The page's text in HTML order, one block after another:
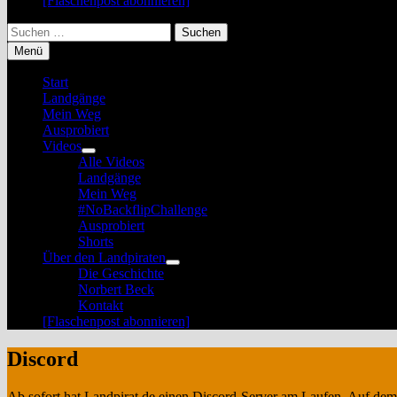
Suchen
nach:
Menü
Start
Landgänge
Mein Weg
Ausprobiert
Videos
Untermenü
anzeigen
Alle Videos
Landgänge
Mein Weg
#NoBackflipChallenge
Ausprobiert
Shorts
Über den Landpiraten
Untermenü
Die Geschichte
Norbert Beck
Kontakt
[Flaschenpost abonnieren]
Discord